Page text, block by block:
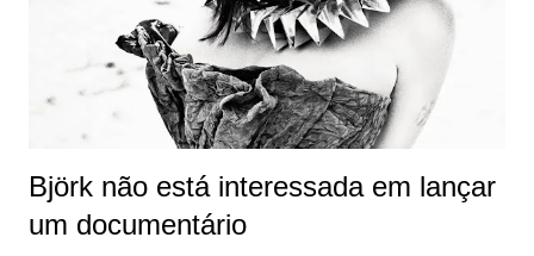
Taste), com o lançamento de uma série de projetos
musicais e literários. Na intenção de conseguir dinheiro
para a criação dessas obras, os membros perceberam que
precisavam de uma ferramenta...
Björk não está interessada em lançar
um documentário